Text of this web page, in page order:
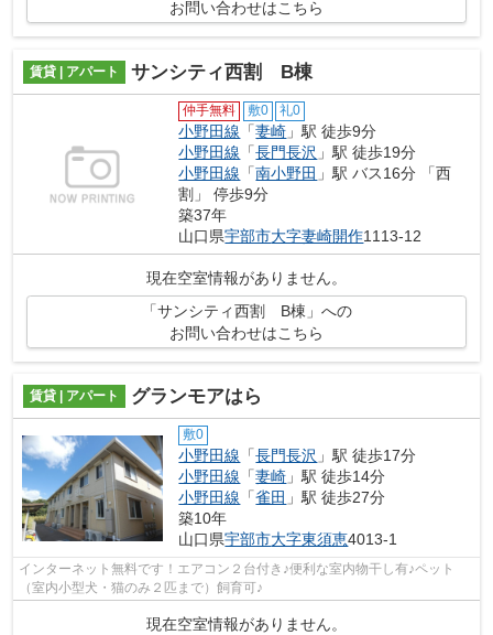
お問い合わせはこちら
賃貸 | アパート サンシティ西割 B棟
仲手無料 敷0 礼0
小野田線 「妻崎 」駅 徒歩9分
小野田線 「長門長沢 」駅 徒歩19分
小野田線 「南小野田 」駅 バス16分 「西
割」 停歩9分
築37年
山口県宇部市大字妻崎開作1113-12
現在空室情報がありません。
「サンシティ西割 B棟」への
お問い合わせはこちら
賃貸 | アパート グランモアはら
敷0
小野田線 「長門長沢 」駅 徒歩17分
小野田線 「妻崎 」駅 徒歩14分
小野田線 「雀田 」駅 徒歩27分
築10年
山口県宇部市大字東須恵4013-1
インターネット無料です！エアコン２台付き♪便利な室内物干し有♪ペット
（室内小型犬・猫のみ２匹まで）飼育可♪
現在空室情報がありません。